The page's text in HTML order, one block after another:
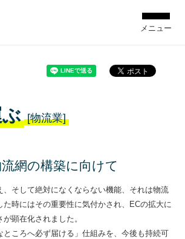
メニュー
[物流業]
網の構築に向けて
、そして絶対になくならない機能、それは物流
た時にはその重要性に気付かされ、ECの拡大に
顕在化されました。
ところへ必ず届ける」仕組みを、今後も持続可